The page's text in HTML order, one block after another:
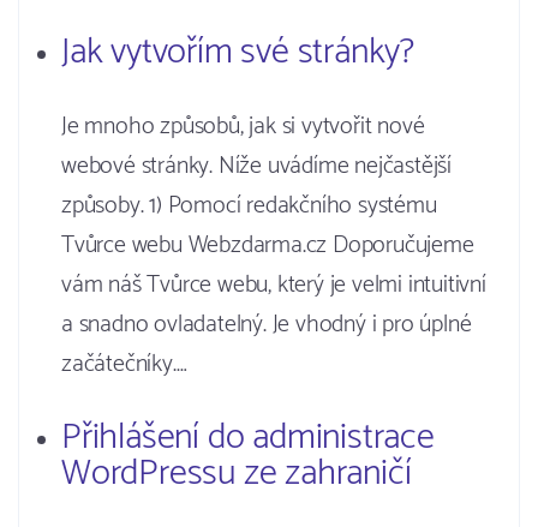
Jak vytvořím své stránky?
Je mnoho způsobů, jak si vytvořit nové
webové stránky. Níže uvádíme nejčastější
způsoby. 1) Pomocí redakčního systému
Tvůrce webu Webzdarma.cz Doporučujeme
vám náš Tvůrce webu, který je velmi intuitivní
a snadno ovladatelný. Je vhodný i pro úplné
začátečníky.…
Přihlášení do administrace
WordPressu ze zahraničí